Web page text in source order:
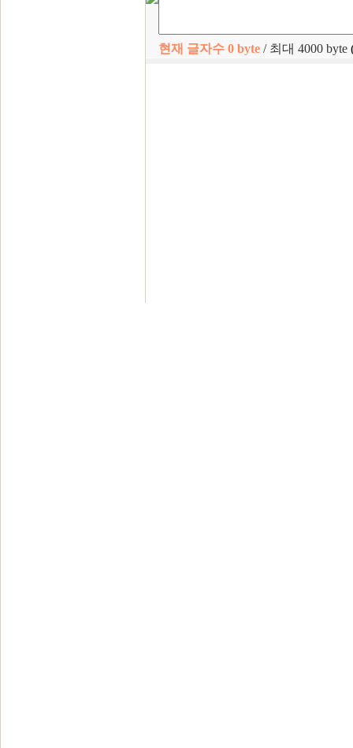
현재 글자수 0 byte / 최대 4000 byte